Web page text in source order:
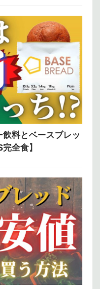
料とベースブレッ
全食】